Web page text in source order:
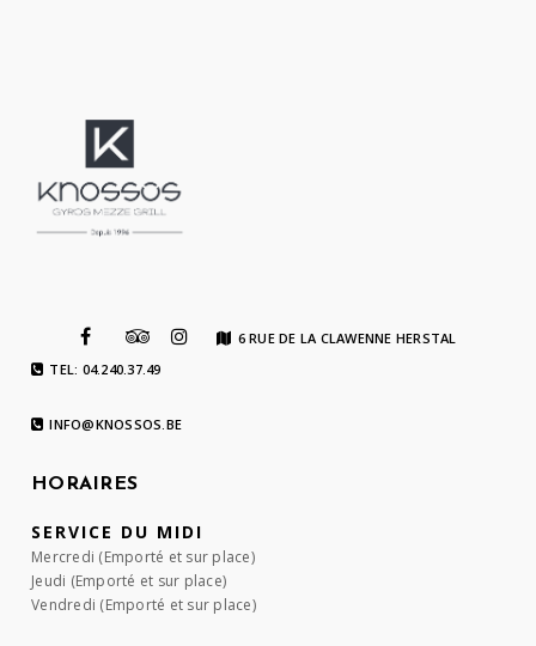
6 RUE DE LA CLAWENNE HERSTAL
TEL: 04.240.37.49
INFO@KNOSSOS.BE
HORAIRES
SERVICE DU MIDI
Mercredi (Emporté et sur place)
Jeudi (Emporté et sur place)
Vendredi (Emporté et sur place)